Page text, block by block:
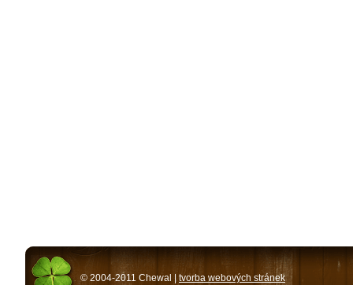
© 2004-2011 Chewal |tvorba webových stránek